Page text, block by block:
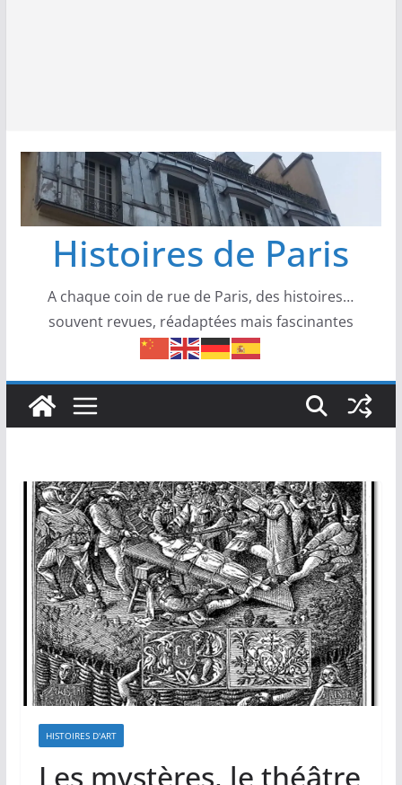
Histoires de Paris
A chaque coin de rue de Paris, des histoires…
souvent revues, réadaptées mais fascinantes
HISTOIRES D'ART
Les mystères, le théâtre